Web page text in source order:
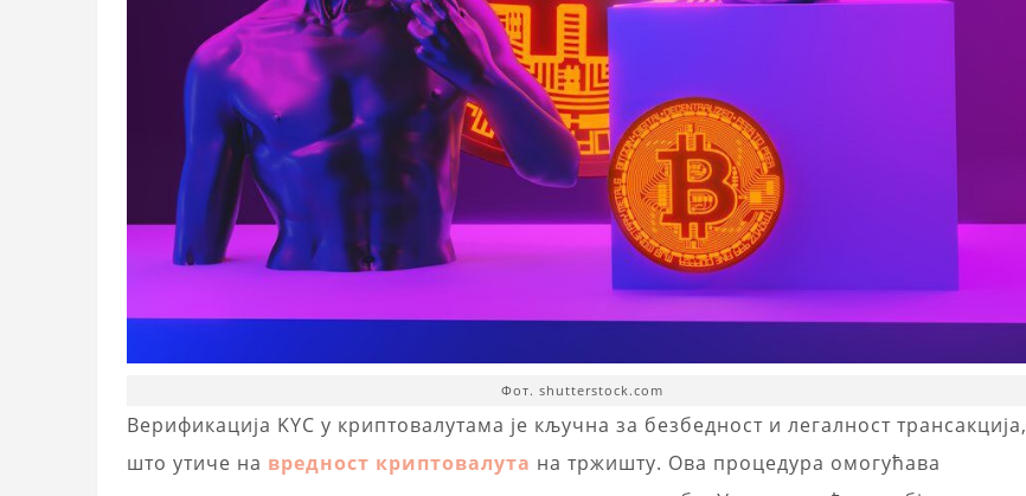
Фот. shutterstock.com
Верификација KYC у криптовалутама је кључна за безбедност и легалност трансакција,
што утиче на вредност криптовалута на тржишту. Ова процедура омогућава